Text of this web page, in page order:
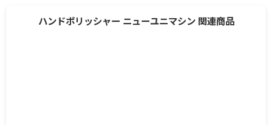
ハンドポリッシャー ニューユニマシン 関連商品